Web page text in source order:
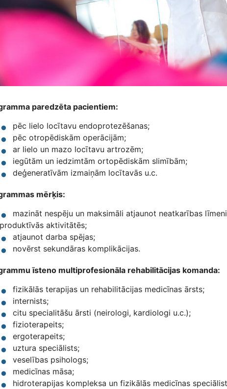
paredzēta pacientiem:
pēc lielo locītavu endoprotezēšanas;
pēc otropēdiskām operācijām;
ar lielo un mazo locītavu artrozēm;
iegūtām un iedzimtām ortopēdiskām slimībām;
deģeneratīvām izmaiņām locītavās u.c.
mērķis:
mazināt nespēju un maksimāli atjaunot neatkarības
produktīvās aktivitātēs;
atjaunot darba spējas;
novērst sekundāras komplikācijas.
īsteno multiprofesionāla rehabilitācijas komanda:
fizikālās terapijas un rehabilitācijas medicīnas ārsts;
internists;
citu specialitāšu ārsti (neirologi, kardiologi u.c.);
fizioterapeits;
ergoterapeits;
uztura speciālists;
veselības psihologs;
medicīnas māsa;
hidroterapijas kompleksa un fizikālās medicīnas